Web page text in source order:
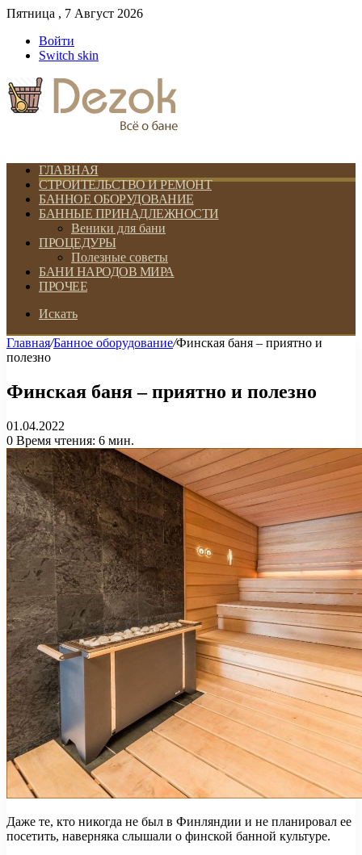
Пятница , 7 Август 2026
Войти
Switch skin
ГЛАВНАЯ
СТРОИТЕЛЬСТВО И РЕМОНТ
БАННОЕ ОБОРУДОВАНИЕ
БАННЫЕ ПРИНАДЛЕЖНОСТИ
Веники для бани
ПРОЦЕДУРЫ
Полезные советы
БАНИ НАРОДОВ МИРА
ПРОЧЕЕ
Искать
Главная/Банное оборудование/Финская баня – приятно и
полезно
Финская баня – приятно и полезно
01.04.2022
0 Время чтения: 6 мин.
Даже те, кто никогда не был в Финляндии и не планировал ее
посетить, наверняка слышали о финской банной культуре.